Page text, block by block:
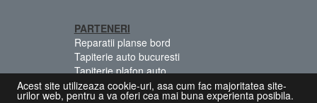
PARTENERI
Reparatii planse bord
Tapiterie auto bucuresti
Tapiterie plafon auto
Centuri siguranta colorate
Acest site utilizeaza cookie-uri, asa cum fac majoritatea site-
urilor web, pentru a va oferi cea mai buna experienta posibila.